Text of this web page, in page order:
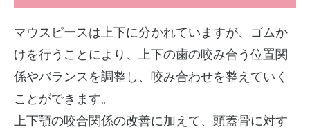
マウスピースは上下に分かれていますが、ゴムか
けを行うことにより、上下の歯の咬み合う位置関
係やバランスを調整し、咬み合わせを整えていく
ことができます。
上下顎の咬合関係の改善に加えて、頭蓋骨に対す